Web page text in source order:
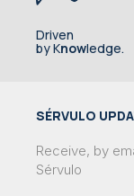
Driven
by Knowledge.
SÉRVULO
Receive, by
Sérvulo